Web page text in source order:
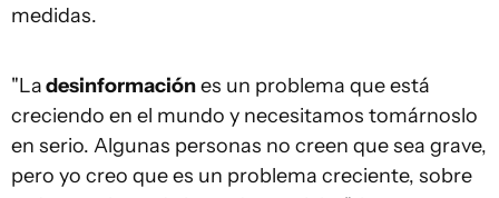
medidas.
"Ladesinformaciónes un problema que está
creciendo en el mundo y necesitamos tomárnoslo
en serio. Algunas personas no creen que sea grave,
pero yo creo que es un problema creciente, sobre